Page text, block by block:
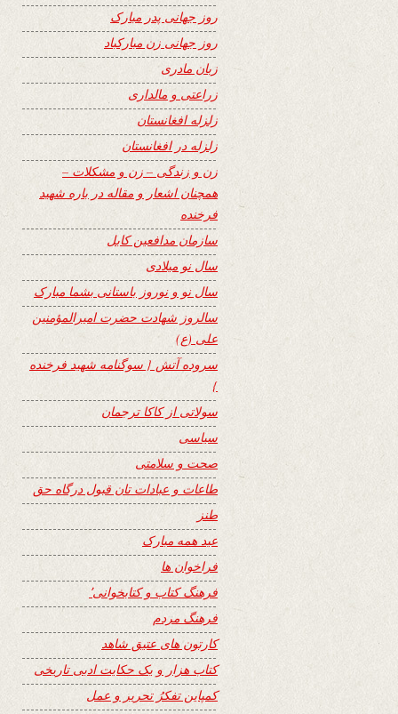
روز جهانی پدر مبارک
روز جهانی زن مبارکباد
زبان مادری
زراعتی و مالداری
زلزله افغانستان
زلزله در افغانستان
زن و زندگی – زن و مشکلات –
همچنان اشعار و مقاله در باره شهید
فرخنده
سازمان مدافعین کابل
سال نو میلادی
سال نو و نوروز باستانی بشما مبارک
سالروز شهادت حضرت امیرالمؤمنین
علی (ع)
سروده آتش { سوگنامه شهید فرخنده
}
سولاتی از کاکا ترجمان
سیاسی
صحت و سلامتی
طاعات و عبادات تان قبول درگاه حق
طنز
عید همه مبارک
فراخوان ها
فرهنگ کتاب و کتابخوانی٬
فرهنگ مردم
کارتون های عتیق شاهد
کتاب هزار و یک حکایت ادبی تاریخی
کمپاین تفکرُ تحریر و عمل